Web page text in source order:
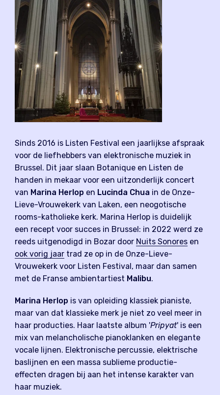
Sinds 2016 is Listen Festival een jaarlijkse afspraak
voor de liefhebbers van elektronische muziek in
Brussel. Dit jaar slaan Botanique en Listen de
handen in mekaar voor een uitzonderlijk concert
van Marina Herlop en Lucinda Chua in de Onze-
Lieve-Vrouwekerk van Laken, een neogotische
rooms-katholieke kerk. Marina Herlop is duidelijk
een recept voor succes in Brussel: in 2022 werd ze
reeds uitgenodigd in Bozar door Nuits Sonores en
ook vorig jaar trad ze op in de Onze-Lieve-
Vrouwekerk voor Listen Festival, maar dan samen
met de Franse ambientartiest Malibu.
Marina Herlop is van opleiding klassiek pianiste,
maar van dat klassieke merk je niet zo veel meer in
haar producties. Haar laatste album 'Pripyat' is een
mix van melancholische pianoklanken en elegante
vocale lijnen. Elektronische percussie, elektrische
baslijnen en een massa sublieme productie-
effecten dragen bij aan het intense karakter van
haar muziek.